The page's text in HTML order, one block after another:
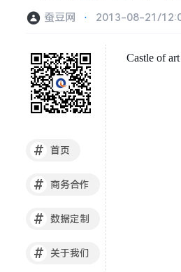
蚕豆网 ⋅ 2013-08-21/
# 首页
# 商务合作
# 数据定制
# 关于我们
Castle of art